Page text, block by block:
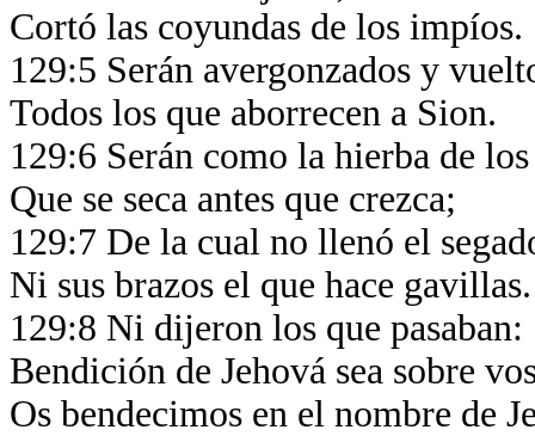
Cortó las coyundas de los impíos.
129:5 Serán avergonzados y
Todos los que aborrecen a Sion.
129:6 Serán como la hierba de
Que se seca antes que crezca;
129:7 De la cual no llenó el
Ni sus brazos el que hace gavillas.
129:8 Ni dijeron los que pasaban:
Bendición de Jehová sea sobre
Os bendecimos en el nombre de